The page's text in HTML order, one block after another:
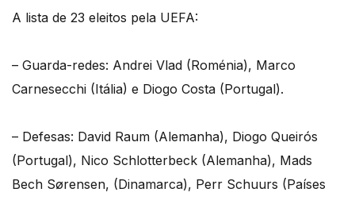
A lista de 23 eleitos pela UEFA:
– Guarda-redes: Andrei Vlad (Roménia), Marco
Carnesecchi (Itália) e Diogo Costa (Portugal).
– Defesas: David Raum (Alemanha), Diogo Queirós
(Portugal), Nico Schlotterbeck (Alemanha), Mads
Bech Sørensen, (Dinamarca), Perr Schuurs (Países